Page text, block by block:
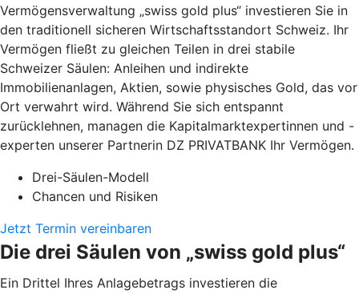
Vermögensverwaltung „swiss gold plus“ investieren Sie in
den traditionell sicheren Wirtschaftsstandort Schweiz. Ihr
Vermögen fließt zu gleichen Teilen in drei stabile
Schweizer Säulen: Anleihen und indirekte
Immobilienanlagen, Aktien, sowie physisches Gold, das vor
Ort verwahrt wird. Während Sie sich entspannt
zurücklehnen, managen die Kapitalmarktexpertinnen und -
experten unserer Partnerin DZ PRIVATBANK Ihr Vermögen.
Drei-Säulen-Modell
Chancen und Risiken
Jetzt Termin vereinbaren
Die drei Säulen von „swiss gold plus“
Ein Drittel Ihres Anlagebetrags investieren die